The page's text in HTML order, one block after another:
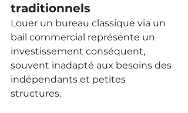
traditionnels
Louer un bureau classique via un
bail commercial représente un
investissement conséquent,
souvent inadapté aux besoins des
indépendants et petites
structures.